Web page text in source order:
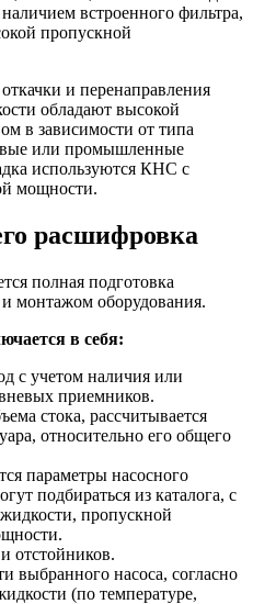
встроенного фильтра,
пропускной
и перенаправления
обладают высокой
в зависимости от типа
или промышленные
используются КНС с
мощности.
расшифровка
полная подготовка
монтажом оборудования.
в себя:
с учетом наличия или
приемников.
стока, рассчитывается
относительно его общего
параметры насосного
подбираться из каталога, с
пропускной
отстойников.
выбранного насоса, согласно
(по температуре,